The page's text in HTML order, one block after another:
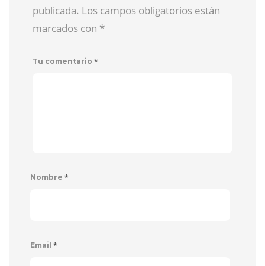
publicada. Los campos obligatorios están
marcados con *
Tu comentario *
Nombre *
Email *